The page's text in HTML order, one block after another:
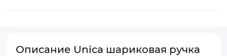
Описание Unica шариковая ручка